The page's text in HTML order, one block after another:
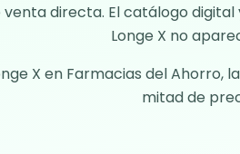
directa. El catálogo
Longe X no
X en Farmacias del
mitad de